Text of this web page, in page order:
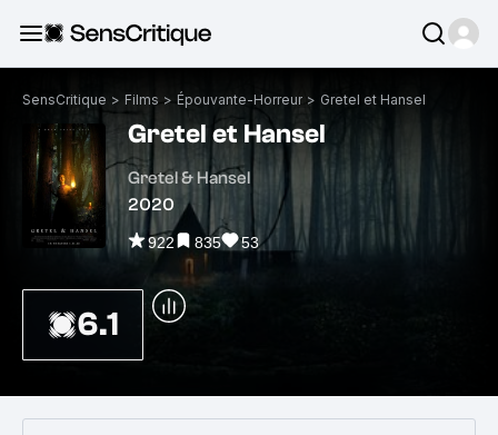
SensCritique > Films > Épouvante-Horreur > Gretel et Hansel
Gretel et Hansel
Gretel & Hansel
2020
922 835 53
6.1